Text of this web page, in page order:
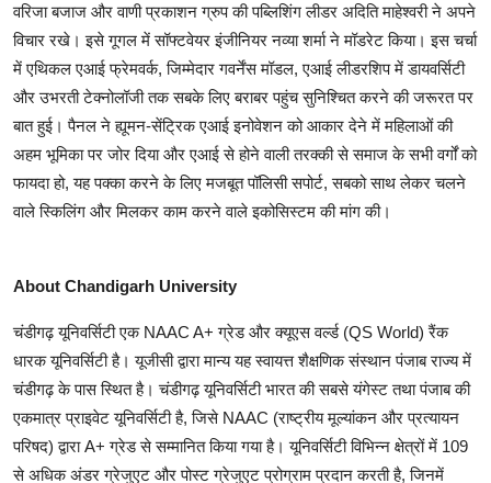
वरिजा बजाज और वाणी प्रकाशन ग्रुप की पब्लिशिंग लीडर अदिति माहेश्वरी ने अपने
विचार रखे। इसे गूगल में सॉफ्टवेयर इंजीनियर नव्या शर्मा ने मॉडरेट किया। इस चर्चा
में एथिकल एआई फ्रेमवर्क, जिम्मेदार गवर्नेंस मॉडल, एआई लीडरशिप में डायवर्सिटी
और उभरती टेक्नोलॉजी तक सबके लिए बराबर पहुंच सुनिश्चित करने की जरूरत पर
बात हुई। पैनल ने ह्यूमन-सेंट्रिक एआई इनोवेशन को आकार देने में महिलाओं की
अहम भूमिका पर जोर दिया और एआई से होने वाली तरक्की से समाज के सभी वर्गों को
फायदा हो, यह पक्का करने के लिए मजबूत पॉलिसी सपोर्ट, सबको साथ लेकर चलने
वाले स्किलिंग और मिलकर काम करने वाले इकोसिस्टम की मांग की।
About Chandigarh University
चंडीगढ़ यूनिवर्सिटी एक NAAC A+ ग्रेड और क्यूएस वर्ल्ड (QS World) रैंक
धारक यूनिवर्सिटी है। यूजीसी द्वारा मान्य यह स्वायत्त शैक्षणिक संस्थान पंजाब राज्य में
चंडीगढ़ के पास स्थित है। चंडीगढ़ यूनिवर्सिटी भारत की सबसे यंगेस्ट तथा पंजाब की
एकमात्र प्राइवेट यूनिवर्सिटी है, जिसे NAAC (राष्ट्रीय मूल्यांकन और प्रत्यायन
परिषद) द्वारा A+ ग्रेड से सम्मानित किया गया है। यूनिवर्सिटी विभिन्न क्षेत्रों में 109
से अधिक अंडर ग्रेजुएट और पोस्ट ग्रेजुएट प्रोग्राम प्रदान करती है, जिनमें